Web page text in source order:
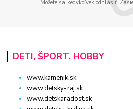
Môžete sa kedykoľvek odhlásiť.
DETI, ŠPORT, HOBBY
www.kamenik.sk
www.detsky-raj.sk
www.detskaradost.sk